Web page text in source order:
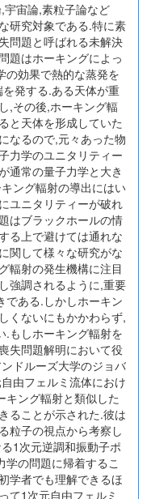
宇宙論,素粒子論など
研究対象である.特に素
問題と呼ばれる未解決
題はホーキングによっ
の効果で熱的な蒸発を
発する.ある天体が重
,その後,ホーキング輻
と天体を形成していた
なるので,元々あった物
力学のユニタリティー
通常の量子力学と大き
ング輻射の導出にはい
ユニタリティーが破れ
はブラックホールの情
る上で避けては通れな
関して様々な研究がな
輻射の発生機構に注目
強調されるように,重要
である.しかしホーキン
くないにもかかわらず,
.もしホーキング輻射を
失問題解明において役
ドルーズ大学のジョバ
由フェルミ流体におけ
キング輻射と類似した
ることが示された.彼は
粒子の視点から考察し
1次元逆調和振動子ポ
学の問題に帰着するこ
学者でも理解できるほ
て1次元自由フェルミ